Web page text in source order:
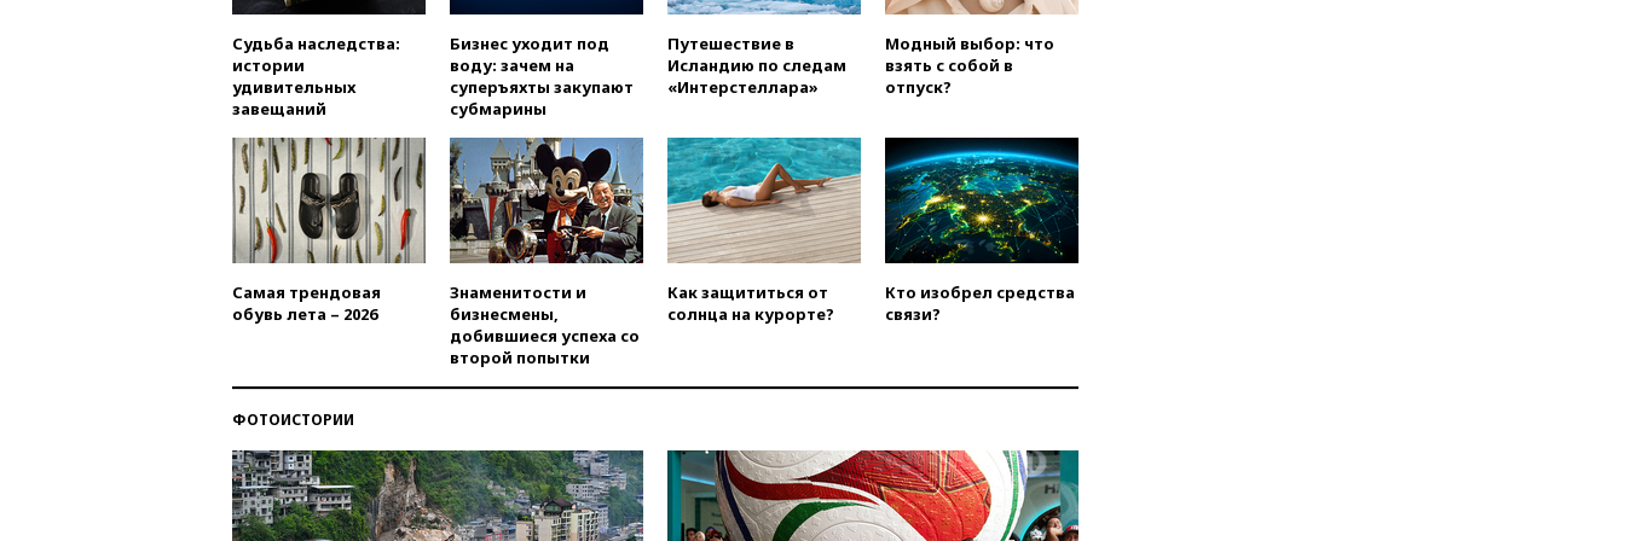
вчера, 22:59 На башню
ресторана «Армения» в
Москве вернут утраченную
вчера, 22:45Литовец
протаранил погранпункт при
попытке попасть в Россию
вчера, 22:28Бессент
анонсировал скорое
соглашение о прекращении
огня США и Ирана
вчера, 22:15 Три человека
РЛС для Белгородской
области
вчера, 21:56The Atlantic: Маск
отказал Украине в
Судьба наследства:
истории
удивительных
завещаний
Бизнес уходит под
воду: зачем на
суперъяхты закупают
субмарины
Путешествие в
Исландию по следам
«Интерстеллара»
Модный выбор: что
взять с собой в
отпуск?
Самая трендовая
обувь лета – 2026
Знаменитости и
бизнесмены,
добившиеся успеха со
второй попытки
Как защититься от
солнца на курорте?
Кто изобрел средства
связи?
ФОТОИСТОРИИ